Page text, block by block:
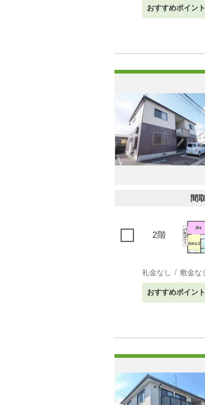
おすすめポイント
間
2階
礼金なし 敷金な
おすすめポイント